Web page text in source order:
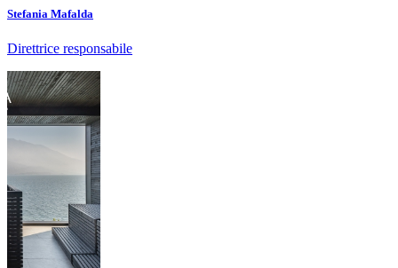
Stefania Mafalda
Direttrice responsabile